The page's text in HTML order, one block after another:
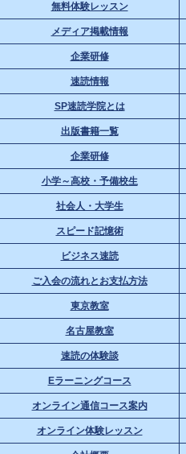
無料体験レッスン
メディア掲載情報
企業研修
速読情報
SP速読学院とは
出版書籍一覧
企業研修
小学～高校・予備校生
社会人・大学生
スピード記憶術
ビジネス速読
ご入会の流れとお支払方法
東京教室
名古屋教室
速読の体験談
Eラーニングコース
オンライン通信コース案内
オンライン体験レッスン